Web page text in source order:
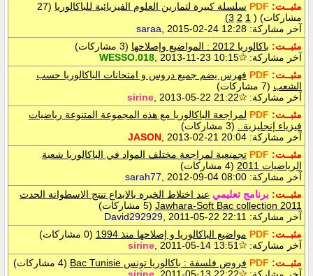
مثبــت: PDF سلسلة كبيرة لتمارين العلوم الفيزيائية للباكالوريا
(27
مشاركات) (
1
2
3
)
آخر مشاركة:
saraa , 2015-02-24 12:28
مثبــت: باكالوريا 2012 : المواضيع وإصلاحها
(3 مشاركات)
آخر مشاركة:
WESSO.018, 2013-11-23 10:15
مثبــت: PDF فهرس يضم جميع دروس و امتحانات الباكالوريا حسب
الشعب (7 مشاركات)
آخر مشاركة:
sirine, 2013-05-22 21:22
مثبــت: PDF لمراجعة الباكالوريا مع هذه المجموعة المتنوعة رياضيات
فيزياء إنجليزية..
(3 مشاركات)
آخر مشاركة:
JASON, 2013-02-21 20:04
مثبــت: PDF تجميعية لمراجعة مختلف المواد في الباكالوريا شعبة
الرياضيات 2011
(4 مشاركات)
آخر مشاركة:
sarah77 , 2012-09-04 08:00
مثبــت: برنامج تعليمي عند اختلاط الخبرة بالابداع تنتج الاسطوانة الحدث
Jawhara-Soft Bac collection 2011 (5 مشاركات)
آخر مشاركة:
David292929, 2011-05-22 22:11
مثبــت: PDF مواضيع الباكالوريا و إصلاحها منذ 1994
(0 مشاركات)
آخر مشاركة:
sirine, 2011-05-14 13:51
مثبــت: PDF فروض فلسفة : باكالوريا تونس Bac Tunisie
(4 مشاركات)